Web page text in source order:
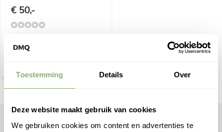
Toestemming Details Over
Deze website maakt gebruik van cookies
We gebruiken cookies om content en advertenties te
€ 50,-
DMQ Verlichting